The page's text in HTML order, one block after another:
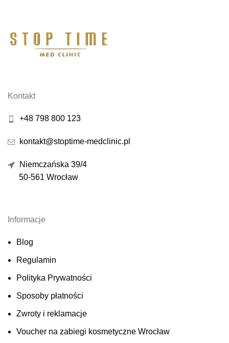
Kontakt
+48 798 800 123
kontakt@stoptime-medclinic.pl
Niemczańska 39/4
50-561 Wrocław
Informacje
Blog
Regulamin
Polityka Prywatności
Sposoby płatności
Zwroty i reklamacje
Voucher na zabiegi kosmetyczne Wrocław